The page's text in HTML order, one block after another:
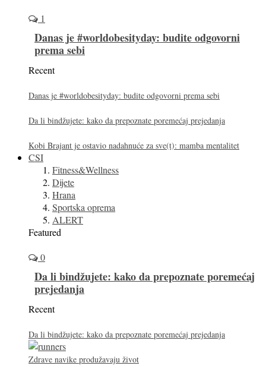
1
Danas je #worldobesityday: budite odgovorni
prema sebi
Recent
Danas je #worldobesityday: budite odgovorni prema sebi
Da li bindžujete: kako da prepoznate poremećaj prejedanja
Kobi Brajant je ostavio nadahnuće za sve(t): mamba mentalitet
CSI
Fitness&Wellness
Dijete
Hrana
Sportska oprema
ALERT
Featured
0
Da li bindžujete: kako da prepoznate poremećaj
prejedanja
Recent
Da li bindžujete: kako da prepoznate poremećaj prejedanja
Zdrave navike produžavaju život